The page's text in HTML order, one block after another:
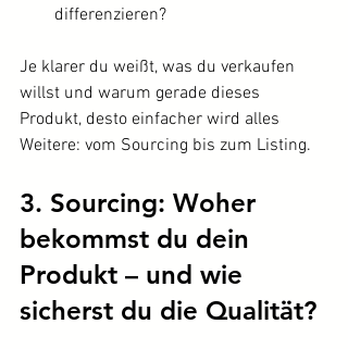
differenzieren?
Je klarer du weißt, was du verkaufen
willst und warum gerade dieses
Produkt, desto einfacher wird alles
Weitere: vom Sourcing bis zum Listing.
3. Sourcing: Woher
bekommst du dein
Produkt – und wie
sicherst du die Qualität?